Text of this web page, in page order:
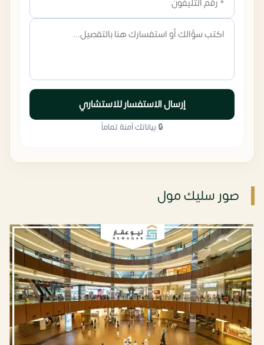
إرسال الاستفسار للاستشاري
🔒 بياناتك آمنة تماماً
صور سليك مول